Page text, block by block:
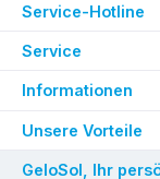
Service-Hotline
Service
Informationen
Unsere Vorteile
GeloSol, Ihr